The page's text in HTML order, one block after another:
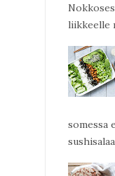
liikkeelle
somessa